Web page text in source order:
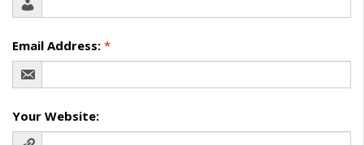
Email Address: *
Your Website: